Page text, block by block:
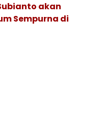
akan
Sempurna di